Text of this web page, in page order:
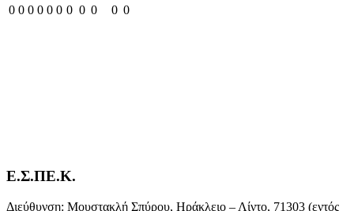
0 0 0 0 0 0 0 0 0 0 0
Ε.Σ.ΠΕ.Κ.
Διεύθυνση: Μουστακλή Σπύρου, Ηράκλειο – Λίντο, 71303 (εντός